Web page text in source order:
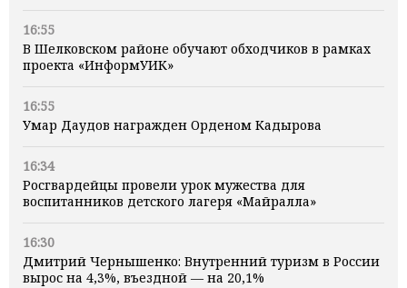
16:55
В Шелковском районе обучают обходчиков в рамках
проекта «ИнформУИК»
16:55
Умар Даудов награжден Орденом Кадырова
16:34
Росгвардейцы провели урок мужества для
воспитанников детского лагеря «Майралла»
16:30
Дмитрий Чернышенко: Внутренний туризм в России
вырос на 4,3%, въездной — на 20,1%